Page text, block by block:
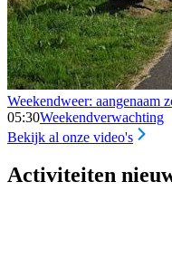
Weekendweer: aangenaam
05:30Weekendverwachting
Bekijk al onze video's
Activiteiten